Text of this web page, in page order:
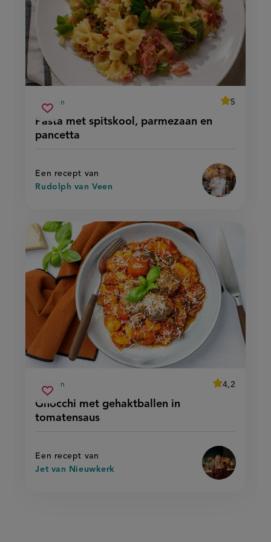
Pasta met spitskool, parmezaan en
pancetta
voorbereidingstijd
15 min
average
5
Beoordeel
Een recept van
Rudolph van Veen
Sla
pasta
met
spitskool,
Gnocchi met gehaktballen in
tomatensaus
voorbereidingstijd
30 min
average
4,2
Beoordeel
Een recept van
Jet van Nieuwkerk
Sla
op
gnocchi
met
gehaktballen